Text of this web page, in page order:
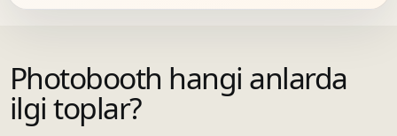
Photobooth hangi anlarda
ilgi toplar?